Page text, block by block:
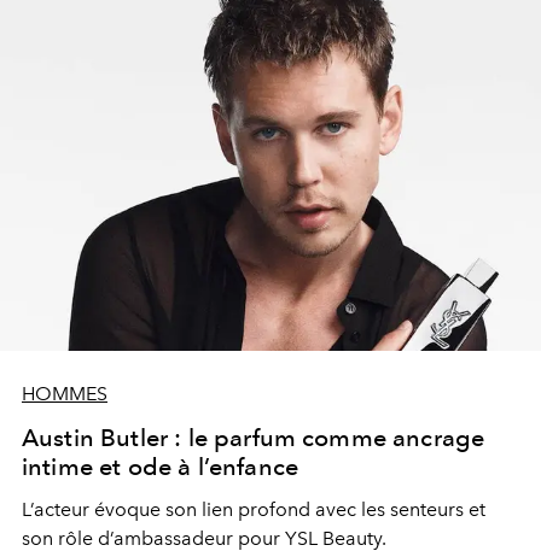
HOMMES
Austin Butler : le parfum comme ancrage
intime et ode à l’enfance
L’acteur évoque son lien profond avec les senteurs et
son rôle d’ambassadeur pour YSL Beauty.